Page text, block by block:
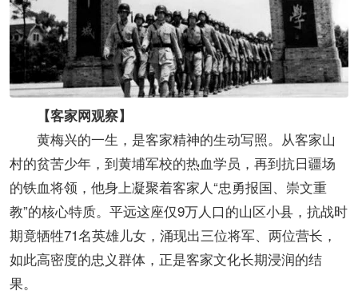
【客家网观察】
黄梅兴的一生，是客家精神的生动写照。从客家山
村的贫苦少年，到黄埔军校的热血学员，再到抗日疆场
的铁血将领，他身上凝聚着客家人“忠勇报国、崇文重
教”的核心特质。平远这座仅9万人口的山区小县，抗战时
期竟牺牲71名英雄儿女，涌现出三位将军、两位营长，
如此高密度的忠义群体，正是客家文化长期浸润的结
果。